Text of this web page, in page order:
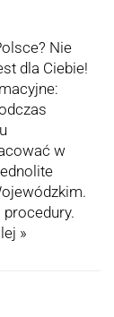
Nie
dla Ciebie!
w
»